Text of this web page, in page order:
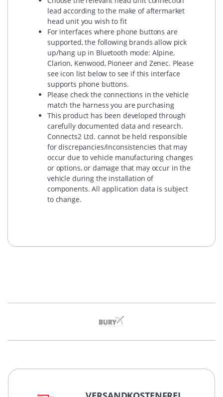
lead according to the make of aftermarket
head unit you wish to fit
For interfaces where phone buttons are
supported, the following brands allow pick
up/hang up in Bluetooth mode: Alpine,
Clarion, Kenwood, Pioneer and Zenec. Please
see icon list below to see if this interface
supports phone buttons.
Please check the connections in the vehicle
match the harness you are purchasing
This product has been developed through
carefully documented data and research.
Connects2 Ltd. cannot be held responsible
for discrepancies/inconsistencies that may
occur due to vehicle manufacturing changes
or options, or damage that may occur in the
vehicle during the installation of
components. All application data is subject
to change.